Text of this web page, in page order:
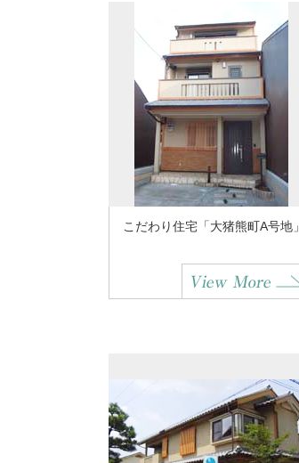
こだわり住宅「大猪熊町A号地」